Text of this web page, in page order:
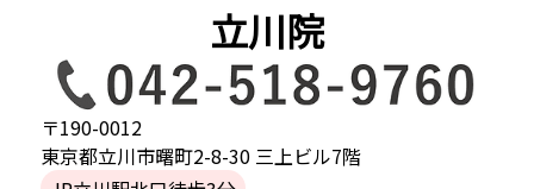
立川院
〒190-0012
東京都立川市曙町2-8-30 三上ビル7階